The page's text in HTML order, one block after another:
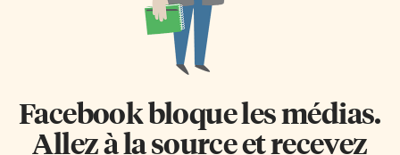
Facebook bloque les médias.
Allez à la source et recevez